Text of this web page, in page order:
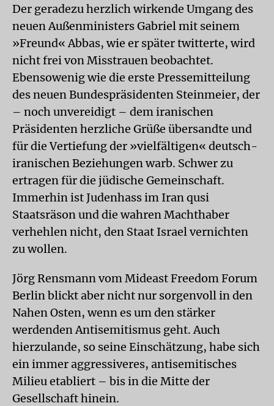
Der geradezu herzlich wirkende Umgang des
neuen Außenministers Gabriel mit seinem
»Freund« Abbas, wie er später twitterte, wird
nicht frei von Misstrauen beobachtet.
Ebensowenig wie die erste Pressemitteilung
des neuen Bundespräsidenten Steinmeier, der
– noch unvereidigt – dem iranischen
Präsidenten herzliche Grüße übersandte und
für die Vertiefung der »vielfältigen« deutsch-
iranischen Beziehungen warb. Schwer zu
ertragen für die jüdische Gemeinschaft.
Immerhin ist Judenhass im Iran qusi
Staatsräson und die wahren Machthaber
verhehlen nicht, den Staat Israel vernichten
zu wollen.
Jörg Rensmann vom Mideast Freedom Forum
Berlin blickt aber nicht nur sorgenvoll in den
Nahen Osten, wenn es um den stärker
werdenden Antisemitismus geht. Auch
hierzulande, so seine Einschätzung, habe sich
ein immer aggressiveres, antisemitisches
Milieu etabliert – bis in die Mitte der
Gesellschaft hinein.